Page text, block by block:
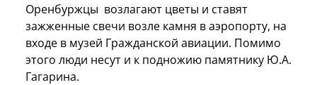
Оренбуржцы возлагают цветы и ставят
зажженные свечи возле камня в аэропорту, на
входе в музей Гражданской авиации. Помимо
этого люди несут и к подножию памятнику Ю.А.
Гагарина.